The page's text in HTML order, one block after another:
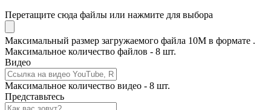
Перетащите сюда файлы или нажмите для выбора
Максимальный размер загружаемого файла 10M в формате .
Максимальное количество файлов - 8 шт.
Видео
Максимальное количество видео - 8 шт.
Представьтесь